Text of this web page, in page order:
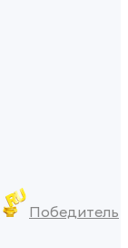
Победитель